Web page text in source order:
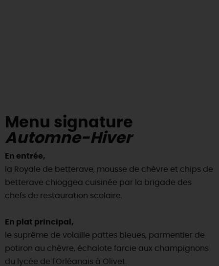
Menu signature
Automne-Hiver
En entrée,
la Royale de betterave, mousse de chèvre et chips de
betterave chioggea cuisinée par la brigade des
chefs de restauration scolaire.
En plat principal,
le suprême de volaille pattes bleues, parmentier de
potiron au chèvre, échalote farcie aux champignons
du lycée de l'Orléanais à Olivet.